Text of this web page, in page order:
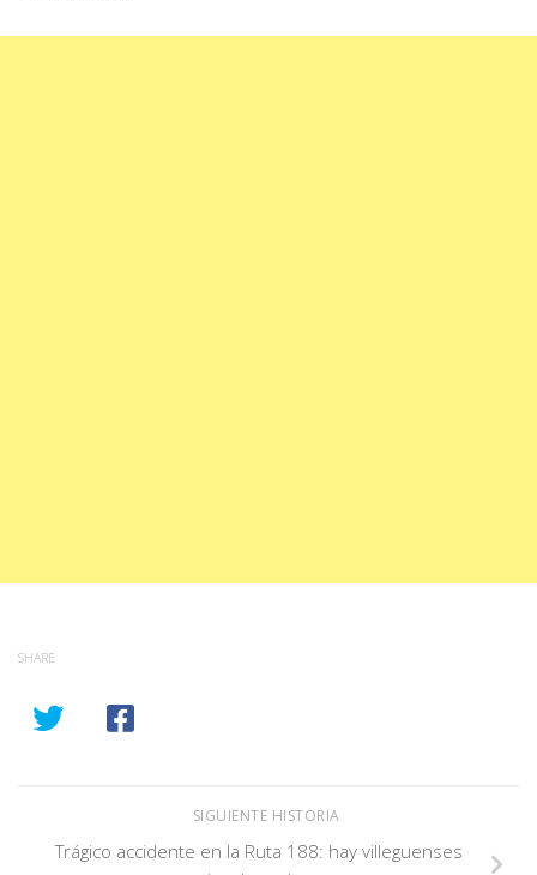
SHARE
SIGUIENTE HISTORIA
Trágico accidente en la Ruta 188: hay villeguenses